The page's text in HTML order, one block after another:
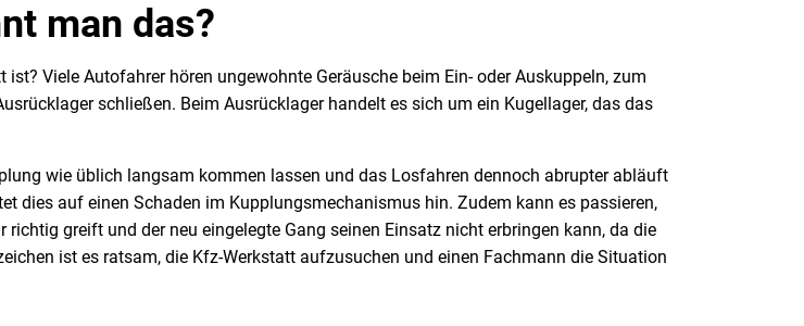
man das?
Viele Autofahrer hören ungewohnte Geräusche beim Ein- oder Auskuppeln, zum
schließen. Beim Ausrücklager handelt es sich um ein Kugellager, das das
wie üblich langsam kommen lassen und das Losfahren dennoch abrupter abläuft
dies auf einen Schaden im Kupplungsmechanismus hin. Zudem kann es passieren,
greift und der neu eingelegte Gang seinen Einsatz nicht erbringen kann, da die
ist es ratsam, die Kfz-Werkstatt aufzusuchen und einen Fachmann die Situation